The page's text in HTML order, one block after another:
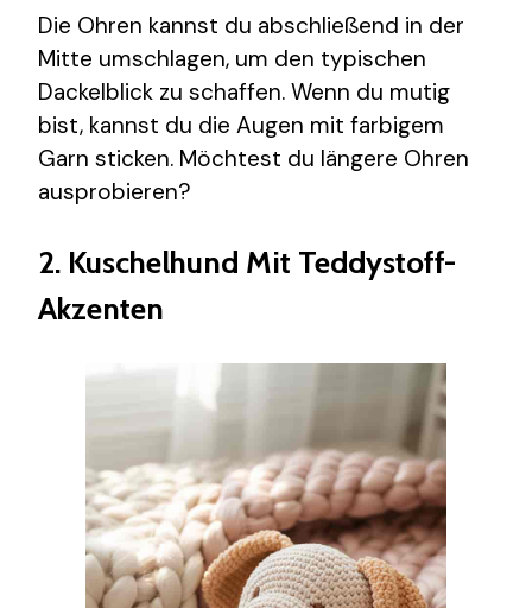
Die Ohren kannst du abschließend in der
Mitte umschlagen, um den typischen
Dackelblick zu schaffen. Wenn du mutig
bist, kannst du die Augen mit farbigem
Garn sticken. Möchtest du längere Ohren
ausprobieren?
2. Kuschelhund Mit Teddystoff-
Akzenten